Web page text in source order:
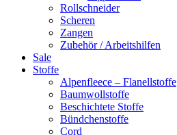
Rollschneider
Scheren
Zangen
Zubehör / Arbeitshilfen
Sale
Stoffe
Alpenfleece – Flanellstoffe
Baumwollstoffe
Beschichtete Stoffe
Bündchenstoffe
Cord